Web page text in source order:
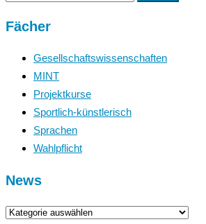
Fächer
Gesellschaftswissenschaften
MINT
Projektkurse
Sportlich-künstlerisch
Sprachen
Wahlpflicht
News
News